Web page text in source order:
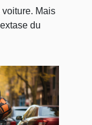
Mais
du